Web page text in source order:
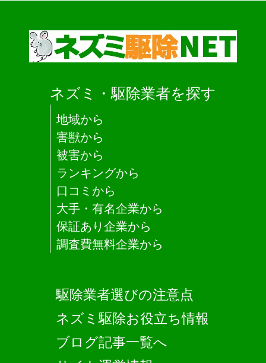
ネズミ・駆除業者を探す
地域から
害獣から
被害から
ランキングから
口コミから
大手・有名企業から
保証あり企業から
調査費無料企業から
駆除業者選びの注意点
ネズミ駆除お役立ち情報
ブログ記事一覧へ